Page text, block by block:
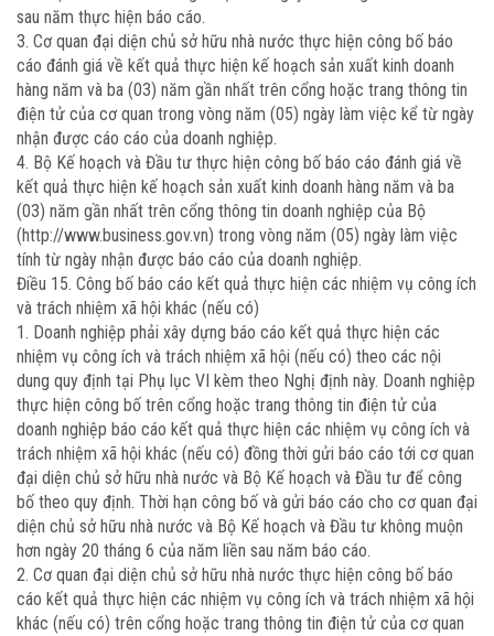
sau năm thực hiện báo cáo.
3. Cơ quan đại diện chủ sở hữu nhà nước thực hiện công bố báo
cáo đánh giá về kết quả thực hiện kế hoạch sản xuất kinh doanh
hàng năm và ba (03) năm gần nhất trên cổng hoặc trang thông tin
điện tử của cơ quan trong vòng năm (05) ngày làm việc kể từ ngày
nhận được cáo cáo của doanh nghiệp.
4. Bộ Kế hoạch và Đầu tư thực hiện công bố báo cáo đánh giá về
kết quả thực hiện kế hoạch sản xuất kinh doanh hàng năm và ba
(03) năm gần nhất trên cổng thông tin doanh nghiệp của Bộ
(http://www.business.gov.vn) trong vòng năm (05) ngày làm việc
tính từ ngày nhận được báo cáo của doanh nghiệp.
Điều 15. Công bố báo cáo kết quả thực hiện các nhiệm vụ công ích
và trách nhiệm xã hội khác (nếu có)
1. Doanh nghiệp phải xây dựng báo cáo kết quả thực hiện các
nhiệm vụ công ích và trách nhiệm xã hội (nếu có) theo các nội
dung quy định tại Phụ lục VI kèm theo Nghị định này. Doanh nghiệp
thực hiện công bố trên cổng hoặc trang thông tin điện tử của
doanh nghiệp báo cáo kết quả thực hiện các nhiệm vụ công ích và
trách nhiệm xã hội khác (nếu có) đồng thời gửi báo cáo tới cơ quan
đại diện chủ sở hữu nhà nước và Bộ Kế hoạch và Đầu tư để công
bố theo quy định. Thời hạn công bố và gửi báo cáo cho cơ quan đại
diện chủ sở hữu nhà nước và Bộ Kế hoạch và Đầu tư không muộn
hơn ngày 20 tháng 6 của năm liền sau năm báo cáo.
2. Cơ quan đại diện chủ sở hữu nhà nước thực hiện công bố báo
cáo kết quả thực hiện các nhiệm vụ công ích và trách nhiệm xã hội
khác (nếu có) trên cổng hoặc trang thông tin điện tử của cơ quan